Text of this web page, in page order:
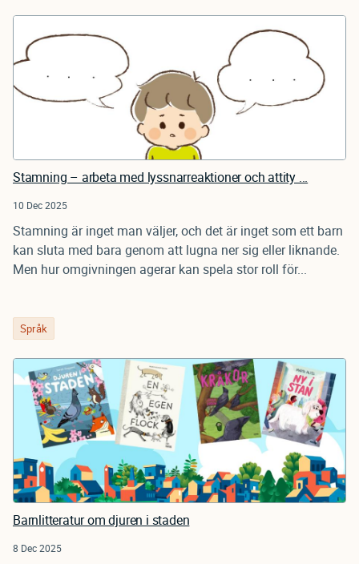
Stamning – arbeta med lyssnarreaktioner och attity ...
10 Dec 2025
Stamning är inget man väljer, och det är inget som ett barn
kan sluta med bara genom att lugna ner sig eller liknande.
Men hur omgivningen agerar kan spela stor roll för...
Språk
Barnlitteratur om djuren i staden
8 Dec 2025